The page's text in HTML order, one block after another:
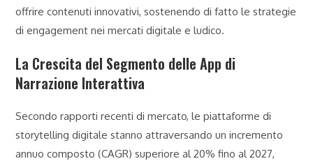
offrire contenuti innovativi, sostenendo di fatto le strategie
di engagement nei mercati digitale e ludico.
La Crescita del Segmento delle App di
Narrazione Interattiva
Secondo rapporti recenti di mercato, le piattaforme di
storytelling digitale stanno attraversando un incremento
annuo composto (CAGR) superiore al 20% fino al 2027,